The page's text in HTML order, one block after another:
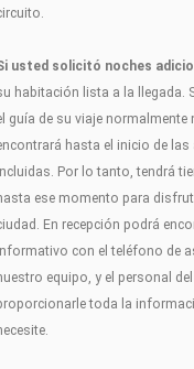
usted solicitó noches
habitación lista a la llegada.
guía de su viaje normalmente
hasta el inicio de las
Por lo tanto, tendrá
ese momento para
En recepción podrá
con el teléfono de
equipo, y el personal
toda la